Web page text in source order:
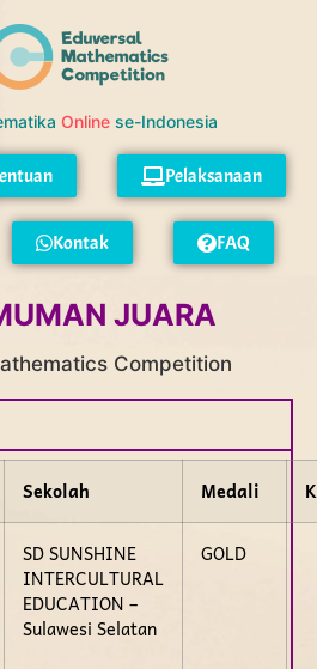
Onlinese-Indonesia
Pelaksanaan
Kontak FAQ
JUARA
Competition
Sekolah Medali
SD SUNSHINE
INTERCULTURAL
EDUCATION –
Sulawesi Selatan
GOLD